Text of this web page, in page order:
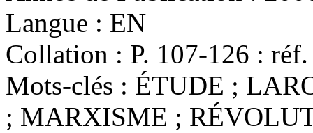
Langue : EN
Collation : P. 107-126 : réf.
Mots-clés : ÉTUDE ;
; MARXISME ;